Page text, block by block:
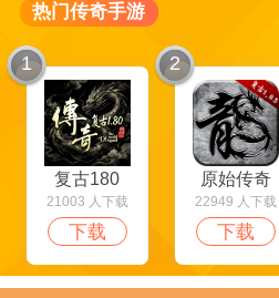
热门传奇手游
1
复古180
21003 人下载
下载
2
原始传奇
22949 人下载
下载